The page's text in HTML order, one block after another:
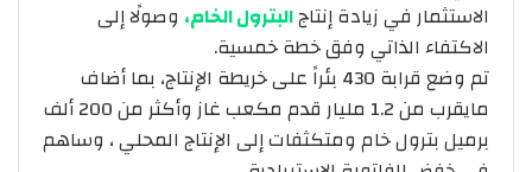
الاستثمار في زيادة إنتاجالبترول الخام، وصولًا إلى
الاكتفاء الذاتي وفق خطة خمسية.
تم وضع قرابة 430 بئراً على خريطة الإنتاج، بما أضاف
مايقرب من 1.2 مليار قدم مكعب غاز وأكثر من 200 ألف
برميل بترول خام ومتكثفات إلى الإنتاج المحلي ، وساهم